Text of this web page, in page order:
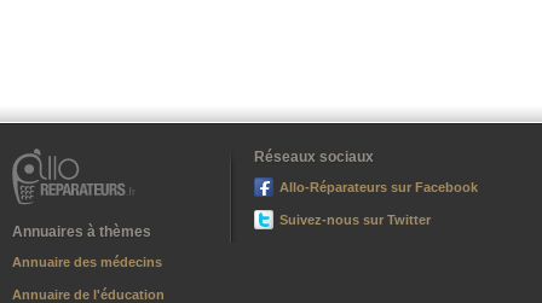
Annuaires à thèmes
Annuaire des médecins
Annuaire de l'éducation
Réseaux sociaux
Allo-Réparateurs sur Facebook
Suivez-nous sur Twitter